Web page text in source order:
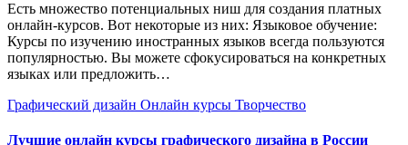
Есть множество потенциальных ниш для создания платных
онлайн-курсов. Вот некоторые из них: Языковое обучение:
Курсы по изучению иностранных языков всегда пользуются
популярностью. Вы можете сфокусироваться на конкретных
языках или предложить…
Графический дизайн Онлайн курсы Творчество
Лучшие онлайн курсы графического дизайна в России